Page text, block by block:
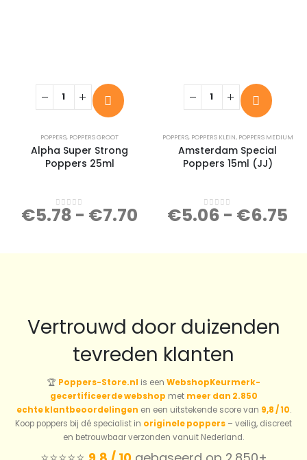
POPPERS, POPPERS GROOT
Alpha Super Strong
Poppers 25ml
0out of 5
€5.78 - €7.70
POPPERS, POPPERS KLEIN, POPPERS MEDIUM
Amsterdam Special
Poppers 15ml (JJ)
0 out of 5
€5.06 - €6.75
Vertrouwd door duizenden
tevreden klanten
🏆 Poppers-Store.nl is een WebshopKeurmerk-
gecertificeerde webshop met meer dan 2.850
echte klantbeoordelingen en een uitstekende score van 9,8 / 10.
Koop poppers bij dé specialist in originele poppers – veilig, discreet
en betrouwbaar verzonden vanuit Nederland.